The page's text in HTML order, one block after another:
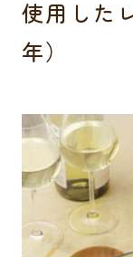
使用した
年）